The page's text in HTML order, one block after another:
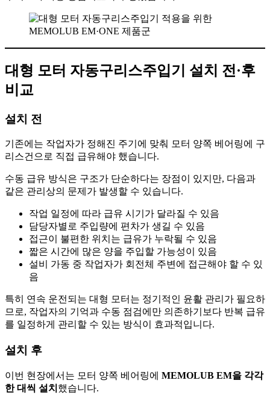
대형 모터 자동구리스주입기 설치 전·후
비교
설치 전
기존에는 작업자가 정해진 주기에 맞춰 모터 양쪽 베어링에 구
리스건으로 직접 급유해야 했습니다.
수동 급유 방식은 구조가 단순하다는 장점이 있지만, 다음과
같은 관리상의 문제가 발생할 수 있습니다.
작업 일정에 따라 급유 시기가 달라질 수 있음
담당자별로 주입량에 편차가 생길 수 있음
접근이 불편한 위치는 급유가 누락될 수 있음
짧은 시간에 많은 양을 주입할 가능성이 있음
설비 가동 중 작업자가 회전체 주변에 접근해야 할 수 있
음
특히 연속 운전되는 대형 모터는 정기적인 윤활 관리가 필요하
므로, 작업자의 기억과 수동 점검에만 의존하기보다 반복 급유
를 일정하게 관리할 수 있는 방식이 효과적입니다.
설치 후
이번 현장에서는 모터 양쪽 베어링에 MEMOLUB EM을 각각
한 대씩 설치 했습니다.